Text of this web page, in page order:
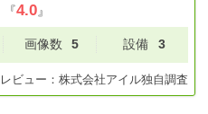
『4.0』
画像数 5 設備 3
レビュー： 株式会社アイル独自調査